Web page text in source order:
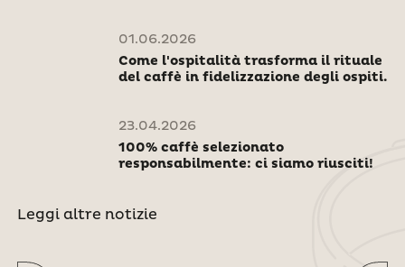
01.06.2026
Come l'ospitalità trasforma il rituale
del caffè in fidelizzazione degli ospiti.
23.04.2026
100% caffè selezionato
responsabilmente: ci siamo riusciti!
Leggi altre notizie